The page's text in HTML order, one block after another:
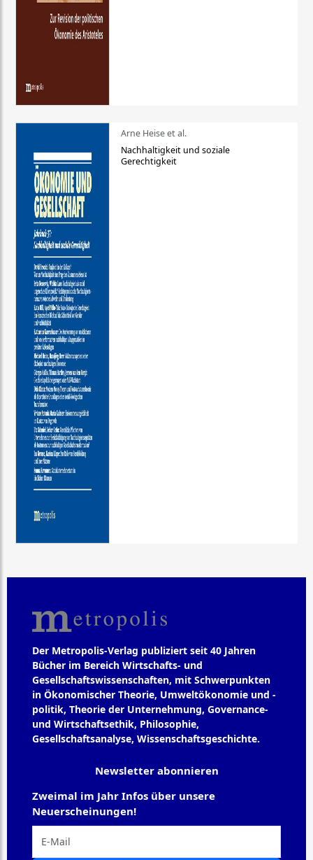
Arne Heise et al.
Nachhaltigkeit und soziale
Gerechtigkeit
Der Metropolis-Verlag publiziert seit 40 Jahren
Bücher im Bereich Wirtschafts- und
Gesellschaftswissenschaften, mit Schwerpunkten
in Ökonomischer Theorie, Umweltökonomie und -
politik, Theorie der Unternehmung, Governance-
und Wirtschaftsethik, Philosophie,
Gesellschaftsanalyse, Wissenschaftsgeschichte.
Newsletter abonnieren
Zweimal im Jahr Infos über unsere
Neuerscheinungen!